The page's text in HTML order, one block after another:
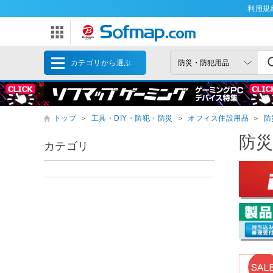
利用規
カテゴリから選ぶ
トップ ＞ 工具・DIY・防犯・防災 ＞ オフィス住設用品 ＞
防
カテゴリ